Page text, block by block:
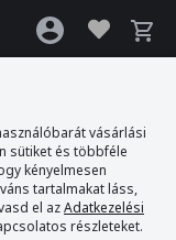
Nélküli Gamer
vásárlási
sütiket és többféle
kényelmesen
tartalmakat láss,
el azAdatkezelési
részleteket.